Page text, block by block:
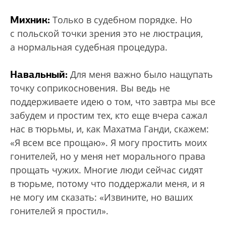
Михник: Только в судебном порядке. Но
с польской точки зрения это не люстрация,
а нормальная судебная процедура.
Навальный: Для меня важно было нащупать
точку соприкосновения. Вы ведь не
поддерживаете идею о том, что завтра мы все
забудем и простим тех, кто еще вчера сажал
нас в тюрьмы, и, как Махатма Ганди, скажем:
«Я всем все прощаю». Я могу простить моих
гонителей, но у меня нет морального права
прощать чужих. Многие люди сейчас сидят
в тюрьме, потому что поддержали меня, и я
не могу им сказать: «Извините, но ваших
гонителей я простил».